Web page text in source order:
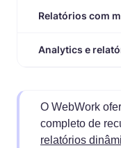
Relatórios com
Analytics e
O WebWork
completo de
relatórios